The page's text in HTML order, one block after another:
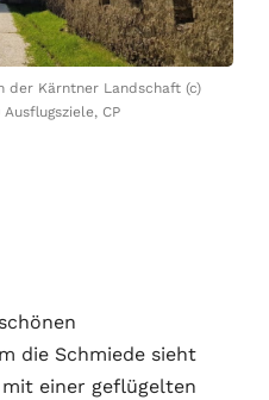
der Kärntner Landschaft (c)
CP
die Schmiede sieht
einer geflügelten